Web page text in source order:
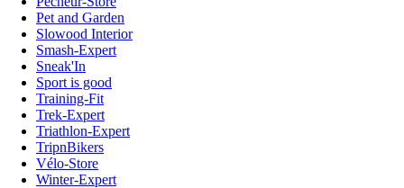
Pet and Garden
Slowood Interior
Smash-Expert
Sneak'In
Sport is good
Training-Fit
Trek-Expert
Triathlon-Expert
TripnBikers
Vélo-Store
Winter-Expert